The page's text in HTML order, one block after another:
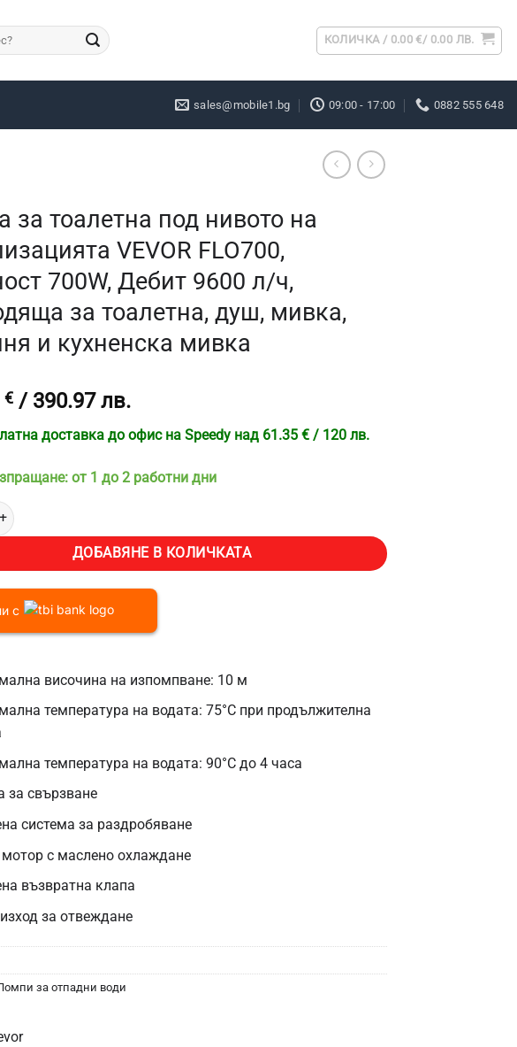
КОЛИЧКА / 0.00€/ 0.00 ЛВ.
sales@mobile1.bg 09:00 - 17:00 0882 555 648
за тоалетна под нивото на
VEVOR FLO700,
700W, Дебит 9600 л/ч,
за тоалетна, душ, мивка,
и кухненска мивка
€ / 390.97 лв.
доставка до офис на Speedy над 61.35 € / 120 лв.
от 1 до 2 работни дни
за Помпа за тоалетна под нивото на канализацията VEVOR FLO700, Мощност 700W,
ДОБАВЯНЕ В КОЛИЧКАТА
с
височина на изпомпване: 10 м
температура на водата: 75°C при продължителна
температура на водата: 90°C до 4 часа
за свързване
система за раздробяване
с маслено охлаждане
възвратна клапа
за отвеждане
за отпадни води